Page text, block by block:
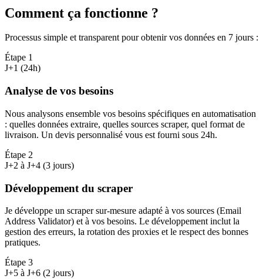
Comment ça fonctionne ?
Processus simple et transparent pour obtenir vos données en 7 jours :
Étape 1
J+1 (24h)
Analyse de vos besoins
Nous analysons ensemble vos besoins spécifiques en automatisation
: quelles données extraire, quelles sources scraper, quel format de
livraison. Un devis personnalisé vous est fourni sous 24h.
Étape 2
J+2 à J+4 (3 jours)
Développement du scraper
Je développe un scraper sur-mesure adapté à vos sources (Email
Address Validator) et à vos besoins. Le développement inclut la
gestion des erreurs, la rotation des proxies et le respect des bonnes
pratiques.
Étape 3
J+5 à J+6 (2 jours)